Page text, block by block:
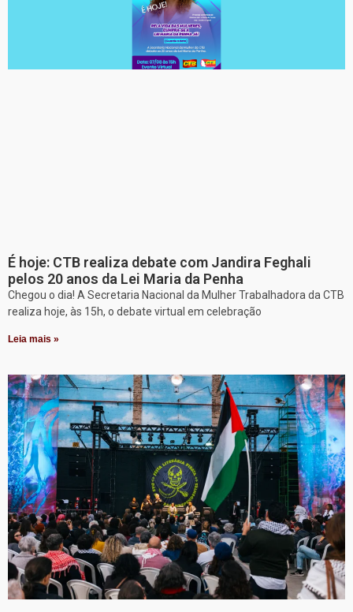
É hoje: CTB realiza debate com Jandira Feghali
pelos 20 anos da Lei Maria da Penha
Chegou o dia! A Secretaria Nacional da Mulher Trabalhadora da CTB
realiza hoje, às 15h, o debate virtual em celebração
Leia mais »